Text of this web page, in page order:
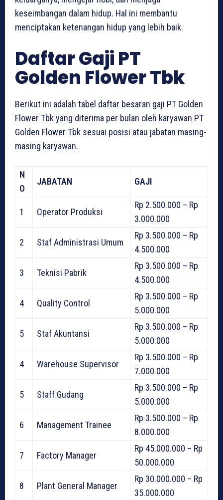
keseimbangan dalam hidup. Hal ini membantu
menciptakan ketenangan hidup yang lebih baik.
Daftar Gaji PT
Golden Flower Tbk
Berikut ini adalah tabel daftar besaran gaji PT Golden
Flower Tbk yang diterima per bulan oleh karyawan PT
Golden Flower Tbk sesuai posisi atau jabatan masing-
masing karyawan.
N
O
JABATAN GAJI
1 Operator Produksi
Rp 2.500.000 – Rp
3.000.000
2 Staf Administrasi Umum
Rp 3.500.000 – Rp
4.500.000
3 Teknisi Pabrik
Rp 3.500.000 – Rp
4.500.000
4 Quality Control
Rp 3.500.000 – Rp
5.000.000
5 Staf Akuntansi
Rp 3.500.000 – Rp
5.000.000
4 Warehouse Supervisor
Rp 3.500.000 – Rp
7.000.000
5 Staff Gudang
Rp 3.500.000 – Rp
5.000.000
6 Management Trainee
Rp 3.500.000 – Rp
8.000.000
7 Factory Manager
Rp 45.000.000 – Rp
50.000.000
8 Plant General Manager
Rp 30.000.000 – Rp
35.000.000